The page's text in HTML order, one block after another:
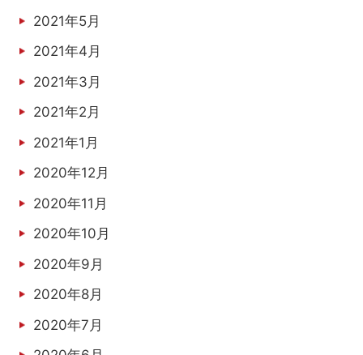
2021年5月
2021年4月
2021年3月
2021年2月
2021年1月
2020年12月
2020年11月
2020年10月
2020年9月
2020年8月
2020年7月